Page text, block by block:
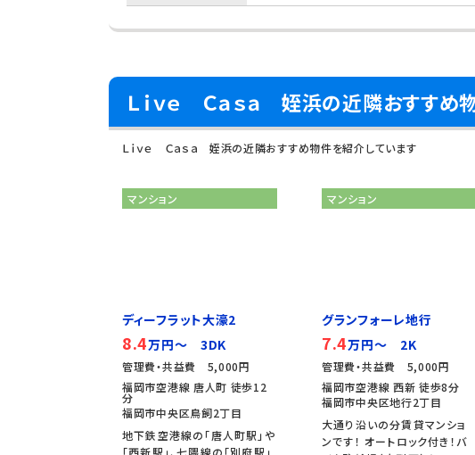
Ｌｉｖｅ Ｃａｓａ 姪浜の近隣おすすめ
Ｌｉｖｅ Ｃａｓａ 姪浜の近隣おすすめ物件を紹介しています
マンション
ディーフラット大濠2
8.4万円～ 3DK
管理費・共益費 5,000円
福岡市空港線 唐人町 徒歩12
分
福岡市中央区鳥飼2丁目
地下鉄空港線の「唐人町駅」や
「西新駅」、七隈線の「別府駅」
マンション
グランフォーレ地行
7.4万円～ 2K
管理費・共益費 5,000円
福岡市空港線 西新 徒歩8分
福岡市中央区地行2丁目
大通り沿いの分賃貸マンショ
ンです！ オートロック付き！バ